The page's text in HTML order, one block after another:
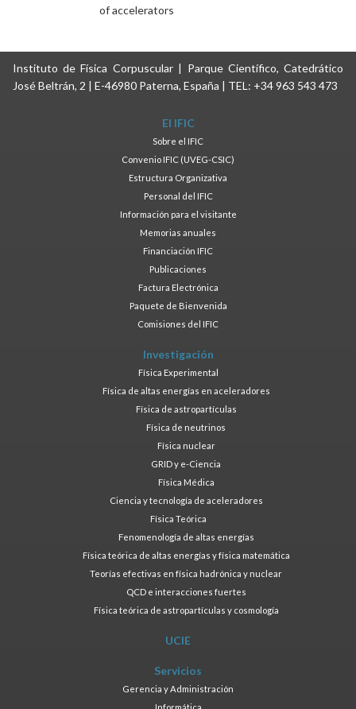
of accelerators
Instituto de Física Corpuscular | Parque Científico, Catedrático
José Beltrán, 2 | E-46980 Paterna, España | TEL: +34 963 543 473
El IFIC
Sobre el IFIC
Convenio IFIC (UVEG-CSIC)
Estructura Organizativa
Personal del IFIC
Información para el visitante
Memorias anuales
Financiación IFIC
Publicaciones
Factura Electrónica
Paquete de Bienvenida
Comisiones del IFIC
Investigación
Física Experimental
Física de altas energías en aceleradores
Física de astropartículas
Física de neutrinos
Física nuclear
GRID y e-Ciencia
Física Médica
Ciencia y tecnología de aceleradores
Física Teórica
Fenomenología de altas energías
Física teórica de altas energías y física matemática
Teorías efectivas en física hadrónica y nuclear
QCD e interacciones fuertes
Física teórica de astropartículas y cosmología
UCIE
Servicios
Gerencia y Administración